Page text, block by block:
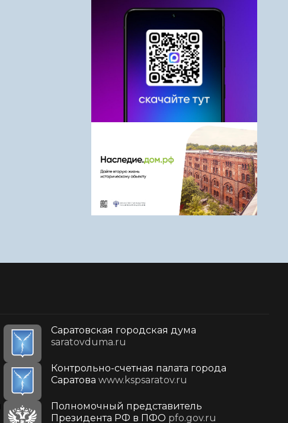
Саратовская городская дума
saratovduma.ru
Контрольно-счетная палата города
Саратова www.kspsaratov.ru
Полномочный представитель
Президента РФ в ПФО pfo.gov.ru